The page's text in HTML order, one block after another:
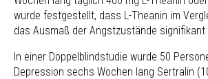
wurde festgestellt, dass L-Theanin im
das Ausmaß der Angstzustände
In einer Doppelblindstudie wurde 50
Depression sechs Wochen lang Sertralin